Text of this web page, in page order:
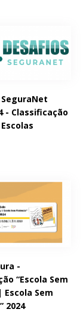
- Classificação
-
“Escola Sem
Sem
2024